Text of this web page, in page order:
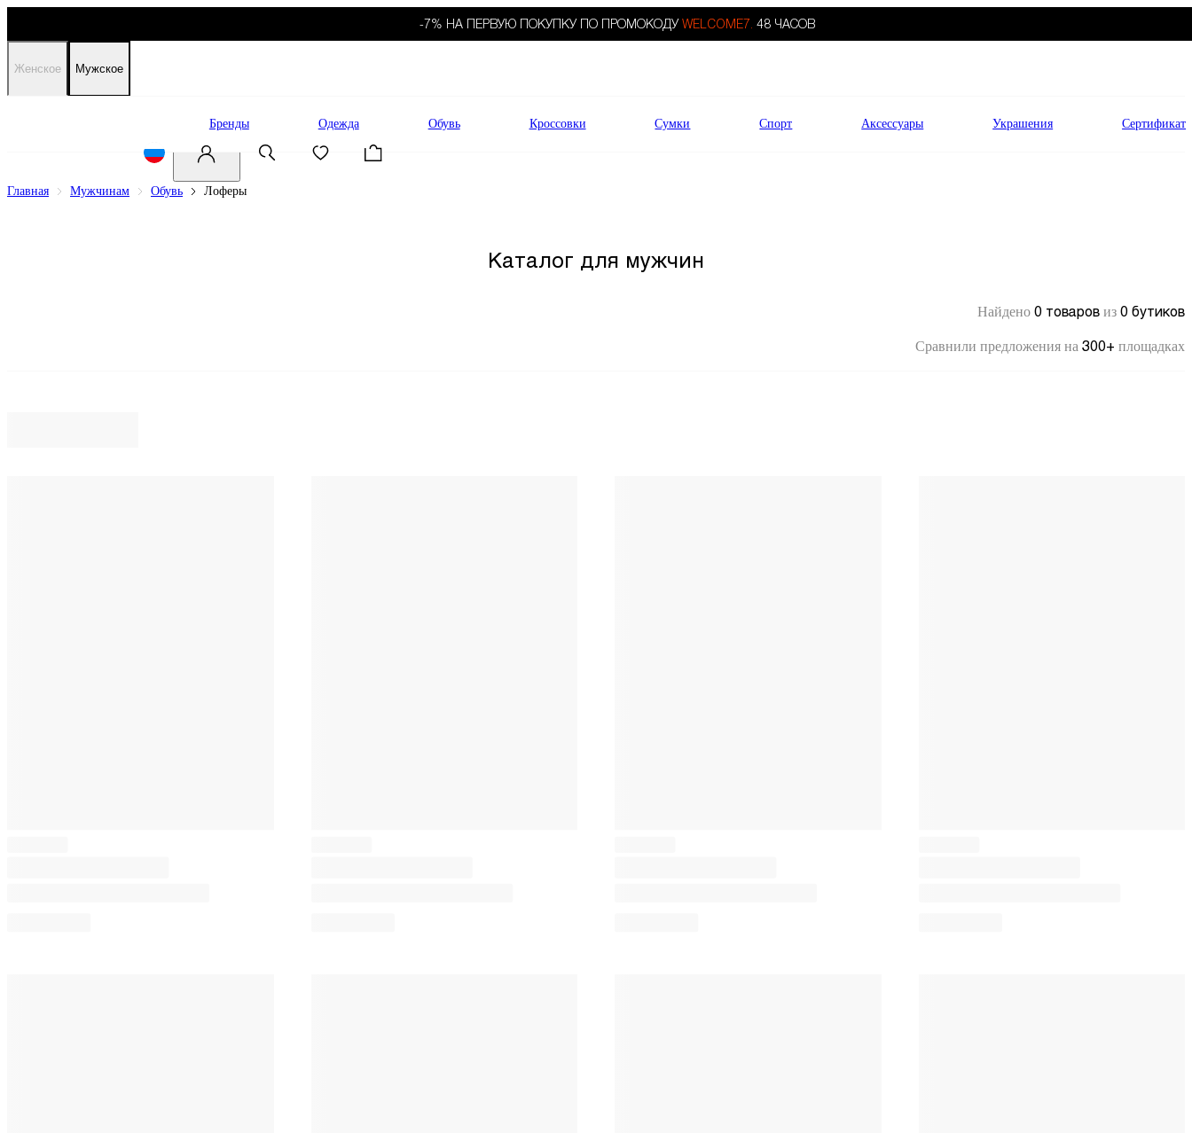
-7% НА ПЕРВУЮ ПОКУПКУ ПО ПРОМОКОДУ WELCOME7. 48 ЧАСОВ
Женское Мужское
Бренды Одежда Обувь Кроссовки Сумки Спорт Аксессуары Украшения Сертификат
Главная Мужчинам Обувь Лоферы
Каталог для мужчин
Найдено 0 товаров из 0 бутиков
Сравнили предложения на 300+ площадках